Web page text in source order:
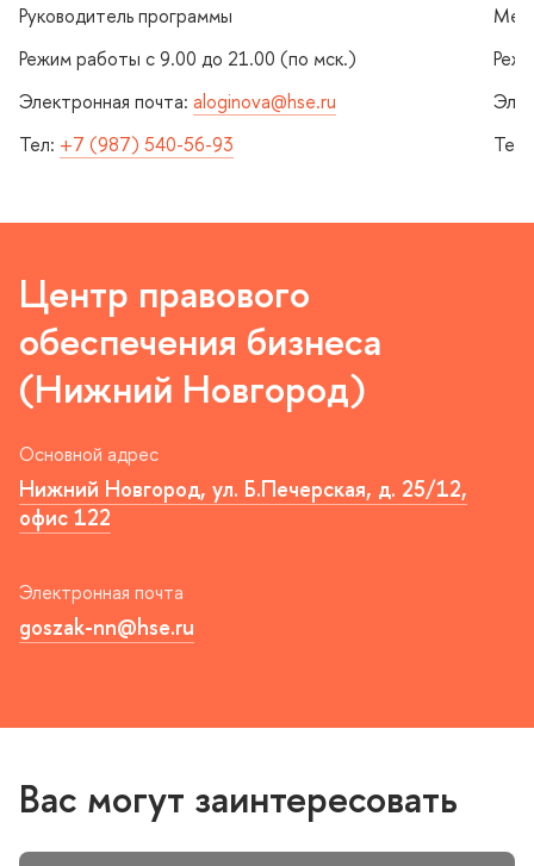
Руководитель программы
Режим работы с 9.00 до 21.00 (по мск.)
Электронная почта: aloginova@hse.ru
Тел: +7 (987) 540-56-93
Тел:
Центр правового
обеспечения бизнеса
(Нижний Новгород)
Основной адрес
Нижний Новгород, ул. Б.Печерская, д. 25/12,
офис 122
Электронная почта
goszak-nn@hse.ru
ас могут заинтересовать